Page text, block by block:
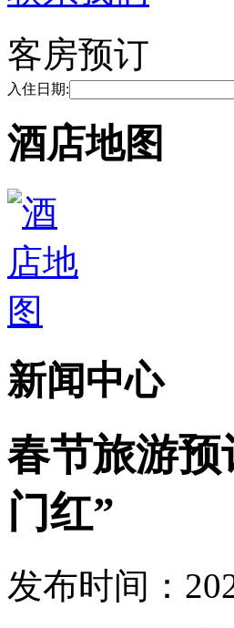
客房预订
入住日期:
酒店地图
新闻中心
春节旅游预
门红”
发布时间：